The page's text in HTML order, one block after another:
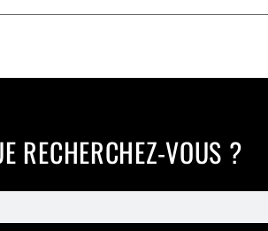
RECHERCHEZ-VOUS ?